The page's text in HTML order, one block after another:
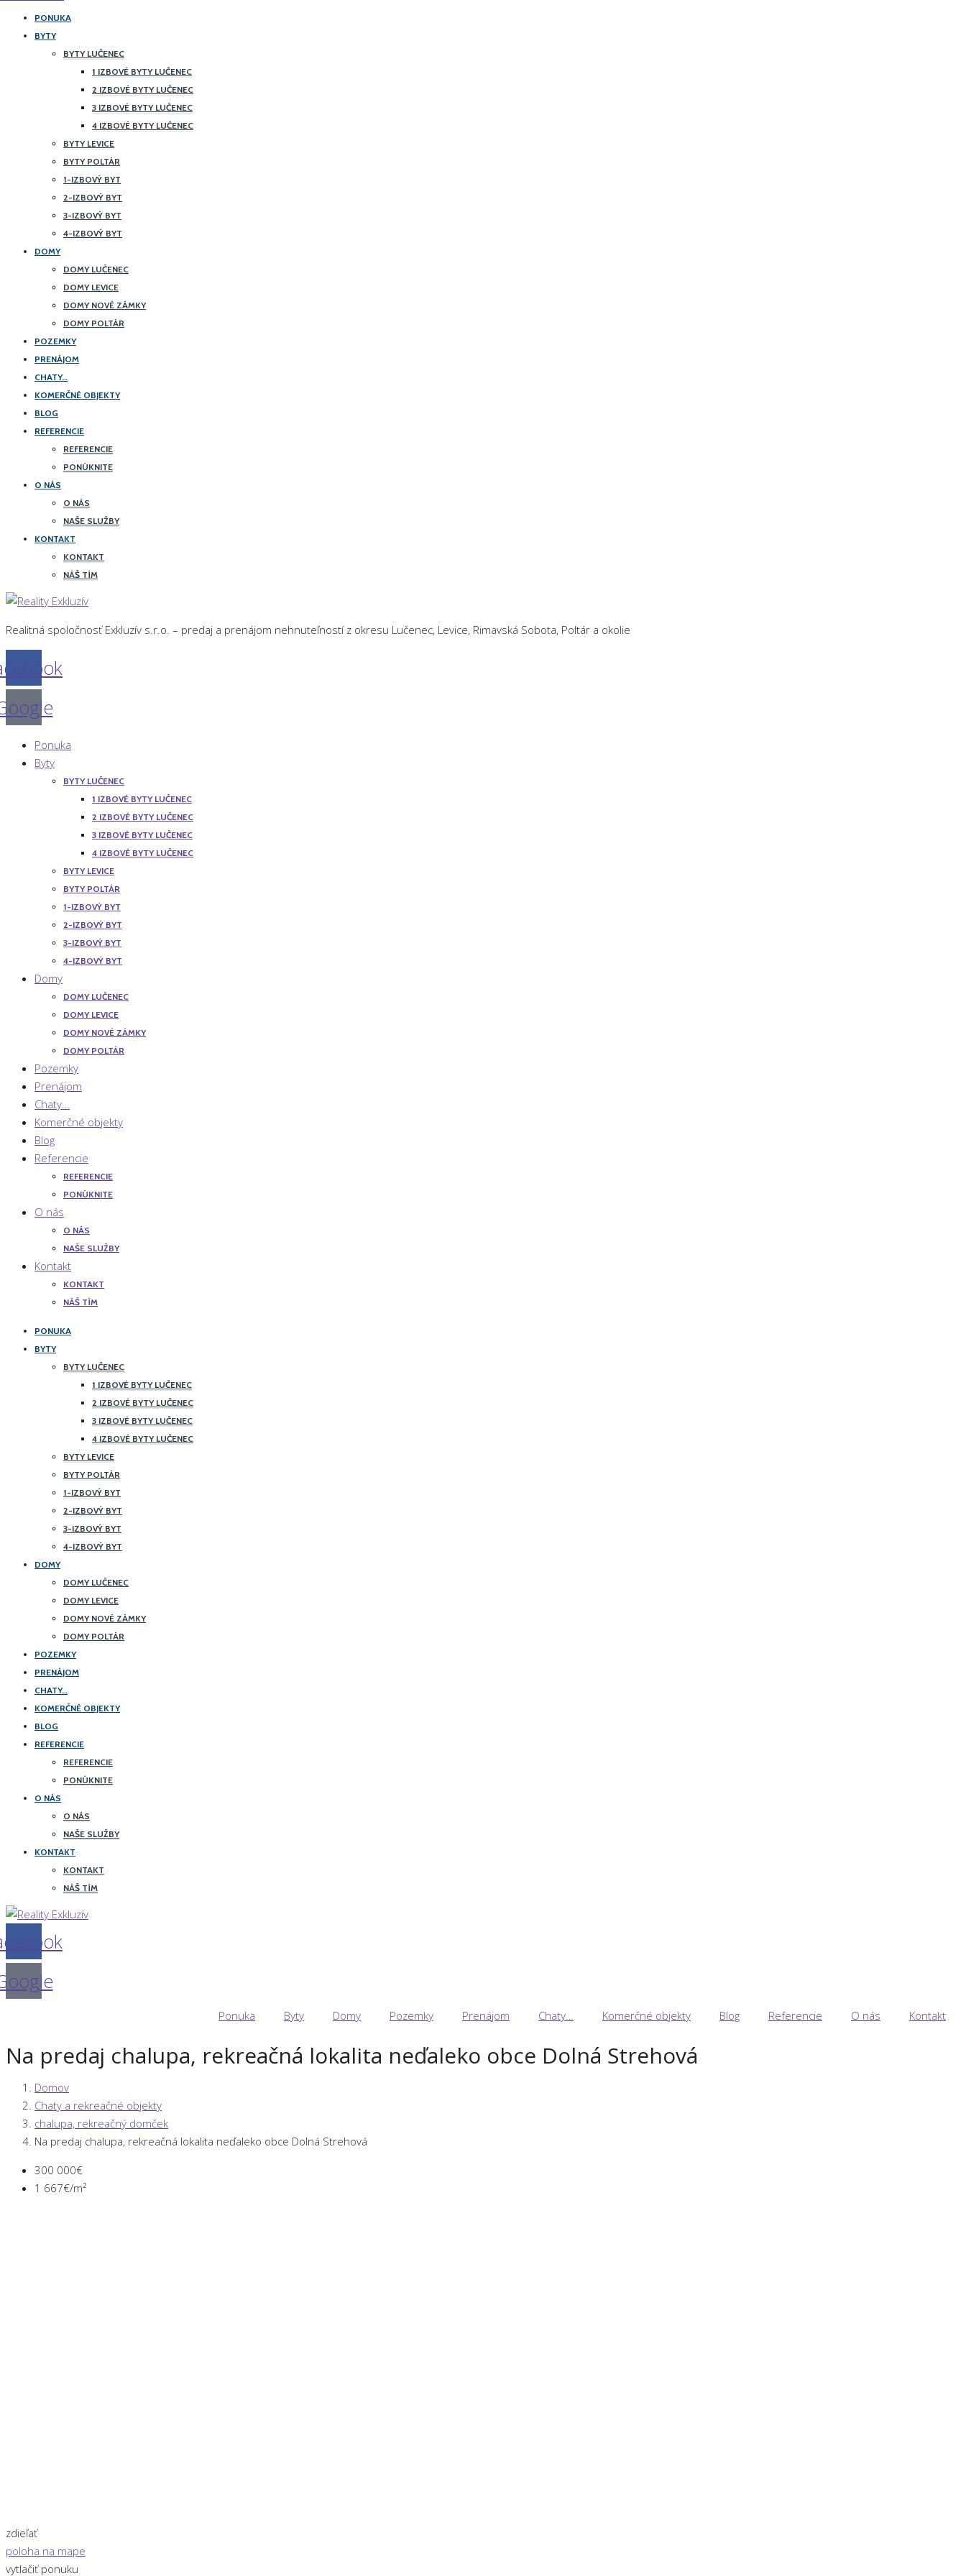
PONUKA
BYTY
BYTY LUČENEC
1 IZBOVÉ BYTY LUČENEC
2 IZBOVÉ BYTY LUČENEC
3 IZBOVÉ BYTY LUČENEC
4 IZBOVÉ BYTY LUČENEC
BYTY LEVICE
BYTY POLTÁR
1-IZBOVÝ BYT
2-IZBOVÝ BYT
3-IZBOVÝ BYT
4-IZBOVÝ BYT
DOMY
DOMY LUČENEC
DOMY LEVICE
DOMY NOVÉ ZÁMKY
DOMY POLTÁR
POZEMKY
PRENÁJOM
CHATY…
KOMERČNÉ OBJEKTY
BLOG
REFERENCIE
REFERENCIE
PONÚKNITE
O NÁS
O NÁS
NAŠE SLUŽBY
KONTAKT
KONTAKT
NÁŠ TÍM
Realitná spoločnosť Exkluzív s.r.o. – predaj a prenájom nehnuteľností z okresu Lučenec, Levice, Rimavská Sobota, Poltár a okolie
Ponuka
Byty
BYTY LUČENEC
1 IZBOVÉ BYTY LUČENEC
2 IZBOVÉ BYTY LUČENEC
3 IZBOVÉ BYTY LUČENEC
4 IZBOVÉ BYTY LUČENEC
BYTY LEVICE
BYTY POLTÁR
1-IZBOVÝ BYT
2-IZBOVÝ BYT
3-IZBOVÝ BYT
4-IZBOVÝ BYT
Domy
DOMY LUČENEC
DOMY LEVICE
DOMY NOVÉ ZÁMKY
DOMY POLTÁR
Pozemky
Prenájom
Chaty…
Komerčné objekty
Blog
Referencie
REFERENCIE
PONÚKNITE
O nás
O NÁS
NAŠE SLUŽBY
Kontakt
KONTAKT
NÁŠ TÍM
PONUKA
BYTY
BYTY LUČENEC
1 IZBOVÉ BYTY LUČENEC
2 IZBOVÉ BYTY LUČENEC
3 IZBOVÉ BYTY LUČENEC
4 IZBOVÉ BYTY LUČENEC
BYTY LEVICE
BYTY POLTÁR
1-IZBOVÝ BYT
2-IZBOVÝ BYT
3-IZBOVÝ BYT
4-IZBOVÝ BYT
DOMY
DOMY LUČENEC
DOMY LEVICE
DOMY NOVÉ ZÁMKY
DOMY POLTÁR
POZEMKY
PRENÁJOM
CHATY…
KOMERČNÉ OBJEKTY
BLOG
REFERENCIE
REFERENCIE
PONÚKNITE
O NÁS
O NÁS
NAŠE SLUŽBY
KONTAKT
KONTAKT
NÁŠ TÍM
Ponuka Byty Domy Pozemky Prenájom Chaty… Komerčné objekty Blog Referencie O nás Kontakt
Na predaj chalupa, rekreačná lokalita neďaleko obce Dolná Strehová
Domov
Chaty a rekreačné objekty
chalupa, rekreačný domček
Na predaj chalupa, rekreačná lokalita neďaleko obce Dolná Strehová
300 000€
1 667€/m²
zdieľať
poloha na mape
vytlačiť ponuku